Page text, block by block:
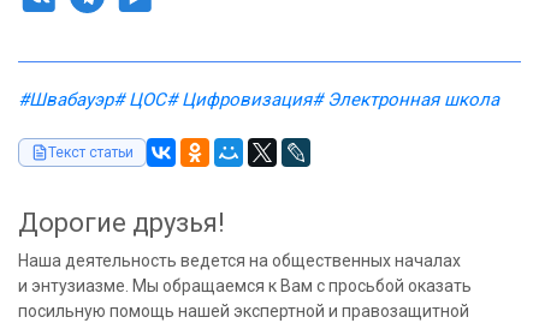
#Швабауэр# ЦОС# Цифровизация# Электронная школа
Текст статьи
Дорогие друзья!
Наша деятельность ведется на общественных началах
и энтузиазме. Мы обращаемся к Вам с просьбой оказать
посильную помощь нашей экспертной и правозащитной